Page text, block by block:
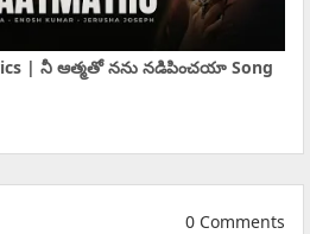
| నీ ఆత్మతో నను నడిపించయా Song
0 Comments